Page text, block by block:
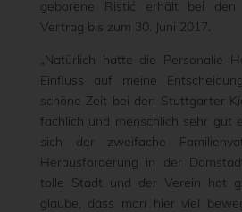
geborene Ristić erhält bei den
Vertrag bis zum 30. Juni 2017.
„Natürlich hatte die Personalie
Einfluss auf meine
schöne Zeit bei den Stuttgarter
fachlich und menschlich sehr gut
sich der zweifache
Herausforderung in der
tolle Stadt und der Verein hat
glaube, dass man hier viel